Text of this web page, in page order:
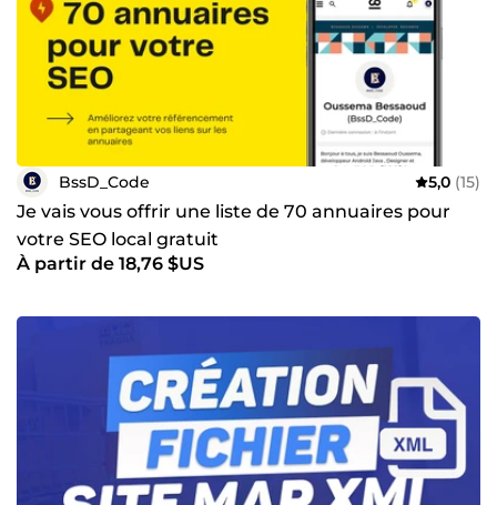
BssD_Code 5,0 (15)
Je vais vous offrir une liste de 70 annuaires pour
votre SEO local gratuit
À partir de 18,76 $US